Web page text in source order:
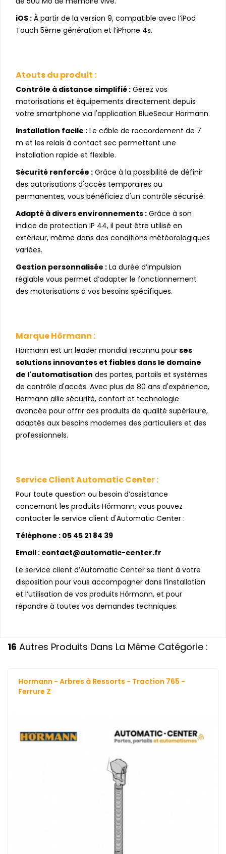
iOS : À partir de la version 9, compatible avec l’iPod
Touch 5ème génération et l’iPhone 4s.
Atouts du produit :
Contrôle à distance simplifié : Gérez vos
motorisations et équipements directement depuis
votre smartphone via l'application BlueSecur Hörmann.
Installation facile : Le câble de raccordement de 7
m et les relais à contact sec permettent une
installation rapide et flexible.
Sécurité renforcée : Grâce à la possibilité de définir
des autorisations d'accès temporaires ou
permanentes, vous bénéficiez d'un contrôle sécurisé.
Adapté à divers environnements : Grâce à son
indice de protection IP 44, il peut être utilisé en
extérieur, même dans des conditions météorologiques
variées.
Gestion personnalisée : La durée d’impulsion
réglable vous permet d’adapter le fonctionnement
des motorisations à vos besoins spécifiques.
Marque Hörmann :
Hörmann est un leader mondial reconnu pourses
solutions innovantes et fiables dans le domaine
de l'automatisation des portes, portails et systèmes
de contrôle d'accès. Avec plus de 80 ans d'expérience,
Hörmann allie sécurité, confort et technologie
avancée pour offrir des produits de qualité supérieure,
adaptés aux besoins modernes des particuliers et des
professionnels.
Service Client Automatic Center :
Pour toute question ou besoin d’assistance
concernant les produits Hörmann, vous pouvez
contacter le service client d'Automatic Center :
Téléphone : 05 45 21 84 39
Email : contact@automatic-center.fr
Le service client d’Automatic Center se tient à votre
disposition pour vous accompagner dans l’installation
et l’utilisation de vos produits Hörmann, et pour
répondre à toutes vos demandes techniques.
16 Autres Produits Dans La Même Catégorie :
Hormann - Arbres à Ressorts - Traction 765 -
Ferrure Z